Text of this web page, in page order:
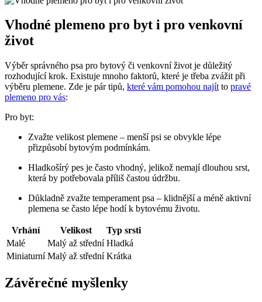
Vhodné plemeno pro byt i pro venkovní
život
Výběr správného psa pro bytový či venkovní život je důležitý
rozhodující krok. Existuje mnoho faktorů, které je třeba zvážit při
výběru plemene. Zde je pár tipů, které vám pomohou najít to pravé
plemeno pro vás:
Pro byt:
Zvažte velikost plemene – menší psi se obvykle lépe
přizpůsobí bytovým podmínkám.
Hladkošírý pes je často vhodný, jelikož nemají dlouhou srst,
která by potřebovala příliš častou údržbu.
Důkladně zvažte temperament psa – klidnější a méně aktivní
plemena se často lépe hodí k bytovému životu.
Vrhání Velikost
Typ srsti
Malé
Malý až střední Hladká
Miniaturní Malý až střední Krátka
Závěrečné myšlenky